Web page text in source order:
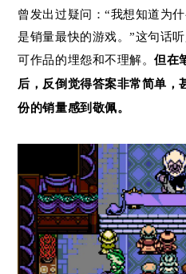
曾发出过疑问：“我想知道为
是销量最快的游戏。”这句话
可作品的埋怨和不理解。但在
后，反倒觉得答案非常简单，
份的销量感到敬佩。